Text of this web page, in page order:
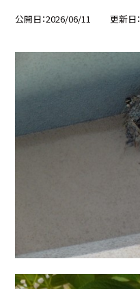
公開日 2026/06/11 更新日